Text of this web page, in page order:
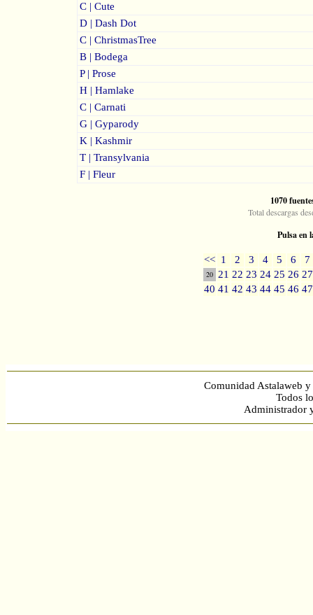
C | Cute
D | Dash Dot
C | ChristmasTree
B | Bodega
P | Prose
H | Hamlake
C | Carnati
G | Gyparody
K | Kashmir
T | Transylvania
F | Fleur
1070
Total descargas
Pulsa en
<< 1 2 3 4 5 6 7
20 21 22 23 24 25 26 27
40 41 42 43 44 45 46 47
Comunidad Astalaweb
Todos
Administrador